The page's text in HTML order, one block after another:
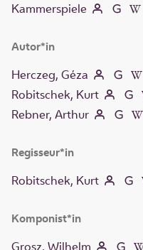
Autor*in
Herczeg, Géza
Robitschek, Kurt
Rebner, Arthur
Regisseur*in
Robitschek, Kurt
Komponist*in
Grosz, Wilhelm
Kammerspiele